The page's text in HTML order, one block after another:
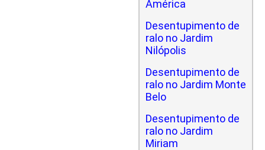
América
Desentupimento de
ralo no Jardim
Nilópolis
Desentupimento de
ralo no Jardim Monte
Belo
Desentupimento de
ralo no Jardim
Miriam